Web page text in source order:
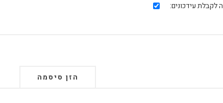
לקבלת עידכונים:
הזן סיסמה